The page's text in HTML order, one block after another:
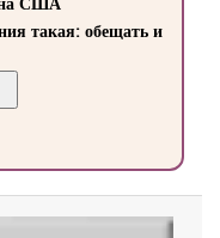
такая: обещать и